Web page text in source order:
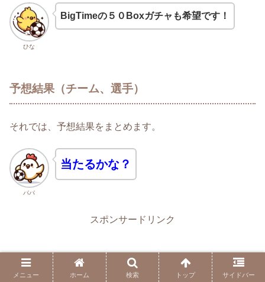
ひな
BigTimeの５０Boxガチャも希望です！
予想結果（チーム、選手）
それでは、予想結果をまとめます。
パパ
当たるかな？
スポンサードリンク
メニュー ホーム 検索 トップ サイドバー